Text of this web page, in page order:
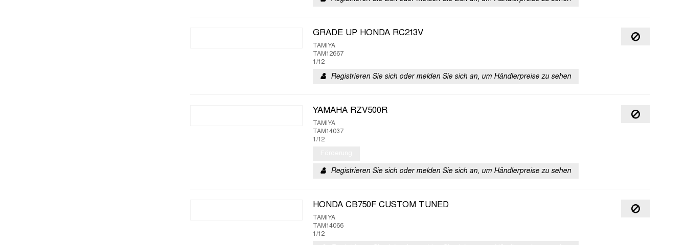
GRADE UP HONDA RC213V
TAMIYA
TAM12667
1/12
Registrieren Sie sich oder melden Sie sich an, um Händlerpreise zu sehen
YAMAHA RZV500R
TAMIYA
TAM14037
1/12
Registrieren Sie sich oder melden Sie sich an, um Händlerpreise zu sehen
HONDA CB750F CUSTOM TUNED
TAMIYA
TAM14066
1/12